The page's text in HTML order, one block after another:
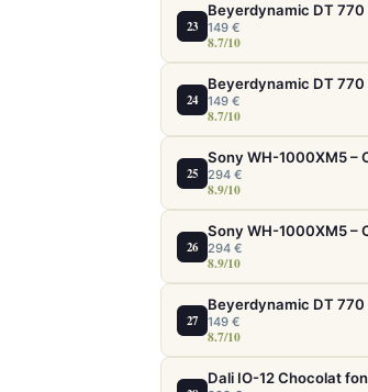
23 149 €
8.7/10
24 149 €
8.7/10
25 294 €
8.9/10
26 294 €
8.9/10
27 149 €
8.7/10
Dali IO-12 Chocolat